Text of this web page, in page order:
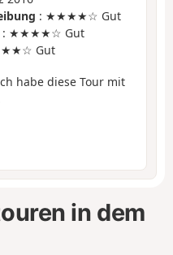
: ★★★★☆ Gut
: ★★★★☆ Gut
Gut
habe diese Tour mit
in dem